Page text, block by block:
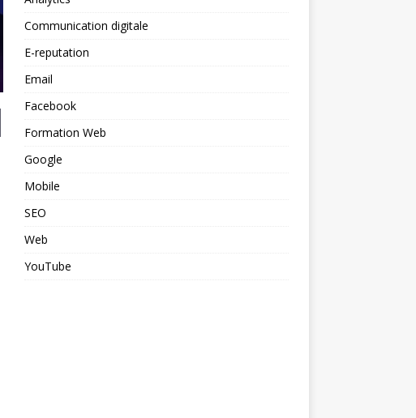
Communication digitale
E-reputation
Email
Facebook
Formation Web
Google
Mobile
SEO
Web
YouTube